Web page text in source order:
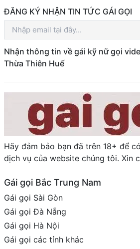
ĐĂNG KÝ NHẬN TIN TỨC GÁI GỌI
Nhận thông tin về gái kỹ nữ gọi
Thừa Thiên Huế
Hãy đảm bảo bạn đã trên 18+ để
dịch vụ của website chúng tôi. Xin
Gái gọi Bắc Trung Nam
Gái gọi Sài Gòn
Gái gọi Đà Nẵng
Gái gọi Hà Nội
Gái gọi các tỉnh khác